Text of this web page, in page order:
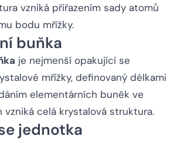
vzniká přiřazením sady atomů
bodu mřížky.
buňka
je nejmenší opakující se
mřížky, definovaný délkami
elementárních buněk ve
celá krystalová struktura.
jednotka